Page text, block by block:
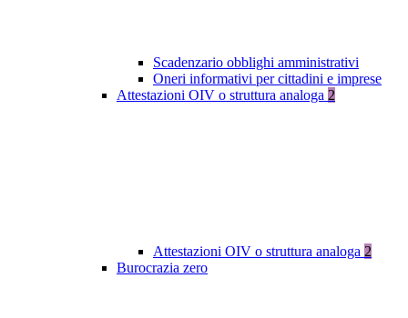
Scadenzario obblighi amministrativi
Oneri informativi per cittadini e imprese
Attestazioni OIV o struttura analoga 2
Attestazioni OIV o struttura analoga 2
Burocrazia zero